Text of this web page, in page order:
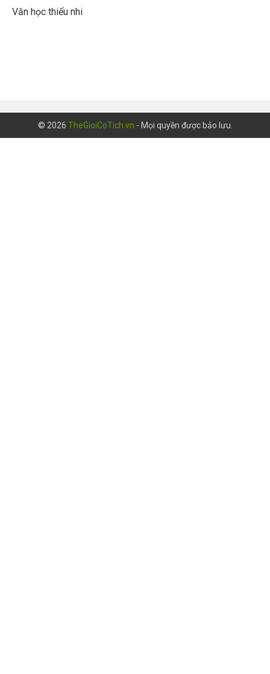
Văn học thiếu nhi
© 2026 TheGioiCoTich.vn - Mọi quyền được bảo lưu.